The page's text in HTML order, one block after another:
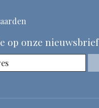
op onze nieuwsbrief